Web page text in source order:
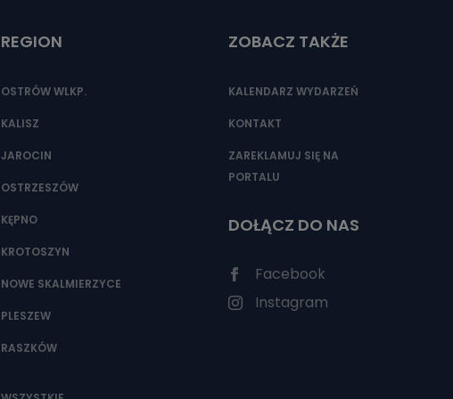
REGION
OSTRÓW WLKP.
KALISZ
JAROCIN
OSTRZESZÓW
KĘPNO
KROTOSZYN
NOWE SKALMIERZYCE
PLESZEW
RASZKÓW
ZOBACZ TAKŻE
KALENDARZ WYDARZEŃ
KONTAKT
ZAREKLAMUJ SIĘ NA
PORTALU
DOŁĄCZ DO NAS
Facebook
Instagram